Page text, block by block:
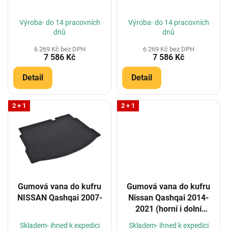
Výroba- do 14 pracovních
dnů
6 269 Kč bez DPH
7 586 Kč
Detail
Výroba- do 14 pracovních
dnů
6 269 Kč bez DPH
7 586 Kč
Detail
2 + 1
Gumová vana do kufru
NISSAN Qashqai 2007-
Skladem- ihned k expedici
2 + 1
Gumová vana do kufru
Nissan Qashqai 2014-
2021 (horní i dolní
poloha kufru)
Skladem- ihned k expedici